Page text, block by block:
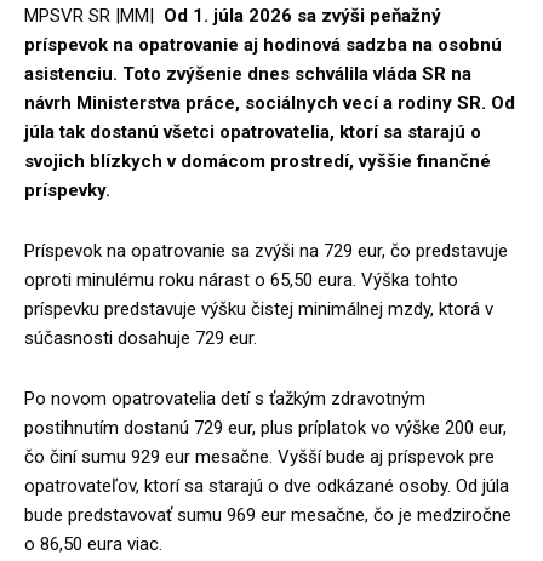
MPSVR SR |MM| Od 1. júla 2026 sa zvýši peňažný
príspevok na opatrovanie aj hodinová sadzba na osobnú
asistenciu. Toto zvýšenie dnes schválila vláda SR na
návrh Ministerstva práce, sociálnych vecí a rodiny SR. Od
júla tak dostanú všetci opatrovatelia, ktorí sa starajú o
svojich blízkych v domácom prostredí, vyššie finančné
príspevky.
Príspevok na opatrovanie sa zvýši na 729 eur, čo predstavuje
oproti minulému roku nárast o 65,50 eura. Výška tohto
príspevku predstavuje výšku čistej minimálnej mzdy, ktorá v
súčasnosti dosahuje 729 eur.
Po novom opatrovatelia detí s ťažkým zdravotným
postihnutím dostanú 729 eur, plus príplatok vo výške 200 eur,
čo činí sumu 929 eur mesačne. Vyšší bude aj príspevok pre
opatrovateľov, ktorí sa starajú o dve odkázané osoby. Od júla
bude predstavovať sumu 969 eur mesačne, čo je medziročne
o 86,50 eura viac.